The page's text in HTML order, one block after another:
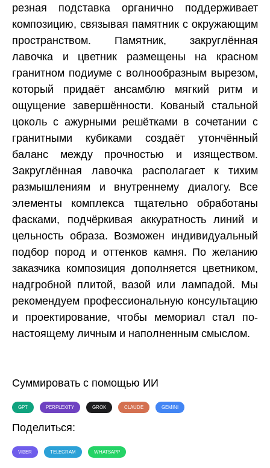
резная подставка органично поддерживает
композицию, связывая памятник с окружающим
пространством. Памятник, закруглённая
лавочка и цветник размещены на красном
гранитном подиуме с волнообразным вырезом,
который придаёт ансамблю мягкий ритм и
ощущение завершённости. Кованый стальной
цоколь с ажурными решётками в сочетании с
гранитными кубиками создаёт утончённый
баланс между прочностью и изяществом.
Закруглённая лавочка располагает к тихим
размышлениям и внутреннему диалогу. Все
элементы комплекса тщательно обработаны
фасками, подчёркивая аккуратность линий и
цельность образа. Возможен индивидуальный
подбор пород и оттенков камня. По желанию
заказчика композиция дополняется цветником,
надгробной плитой, вазой или лампадой. Мы
рекомендуем профессиональную консультацию
и проектирование, чтобы мемориал стал по-
настоящему личным и наполненным смыслом.
Суммировать с помощью ИИ
GPT PERPLEXITY GROK CLAUDE GEMINI
Поделиться:
VIBER TELEGRAM WHATSAPP